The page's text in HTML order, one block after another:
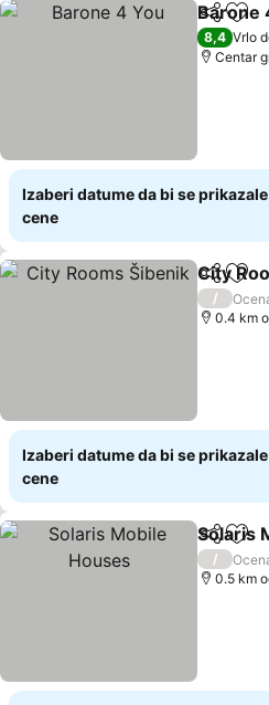
Deli
Barone
8,4 Vrlo
Centar
Izaberi datume da bi se
cene
Deli
City
/
0.4 km
Izaberi datume da bi se
cene
Deli
Solaris
/
0.5 km